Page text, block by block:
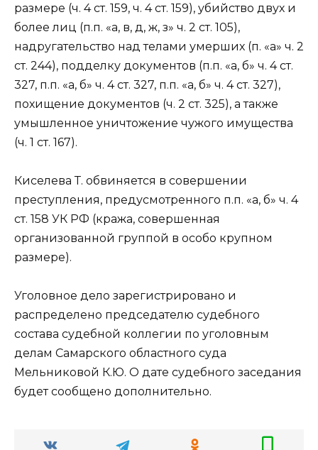
размере (ч. 4 ст. 159, ч. 4 ст. 159), убийство двух и
более лиц (п.п. «а, в, д, ж, з» ч. 2 ст. 105),
надругательство над телами умерших (п. «а» ч. 2
ст. 244), подделку документов (п.п. «а, б» ч. 4 ст.
327, п.п. «а, б» ч. 4 ст. 327, п.п. «а, б» ч. 4 ст. 327),
похищение документов (ч. 2 ст. 325), а также
умышленное уничтожение чужого имущества
(ч. 1 ст. 167).
Киселева Т. обвиняется в совершении
преступления, предусмотренного п.п. «а, б» ч. 4
ст. 158 УК РФ (кража, совершенная
организованной группой в особо крупном
размере).
Уголовное дело зарегистрировано и
распределено председателю судебного
состава судебной коллегии по уголовным
делам Самарского областного суда
Мельниковой К.Ю. О дате судебного заседания
будет сообщено дополнительно.